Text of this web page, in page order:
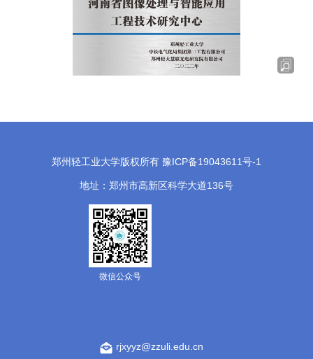
郑州轻工业大学版权所有 豫ICP备19043611号-1
地址：郑州市高新区科学大道136号
微信公众号
rjxyyz@zzuli.edu.cn